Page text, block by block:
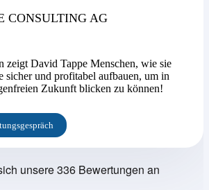
CONSULTING AG
zeigt David Tappe Menschen, wie sie
sicher und profitabel aufbauen, um in
Zukunft blicken zu können!